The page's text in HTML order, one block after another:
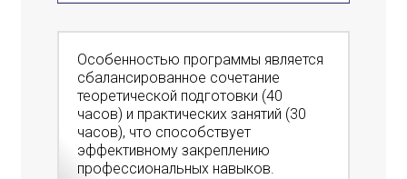
Особенностью программы является
сбалансированное сочетание
теоретической подготовки (40
часов) и практических занятий (30
часов), что способствует
эффективному закреплению
профессиональных навыков.